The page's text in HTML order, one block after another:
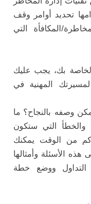
تحديد أوامر وقف
المكافأة التي
بك، يجب عليك
المهنية في
وصفه بالنجاح؟ ما
والخطأ التي ستكون
من الوقت يمكنك
الأسئلة وأمثالها
ووضع خطة